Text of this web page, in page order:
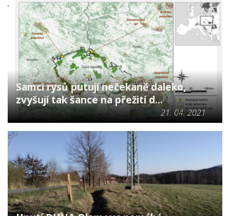
Samci rysů putují nečekaně daleko,
zvyšují tak šance na přežití d...
21. 04. 2021